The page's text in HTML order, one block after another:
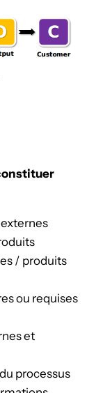
/ produits
ou requises
et
processus